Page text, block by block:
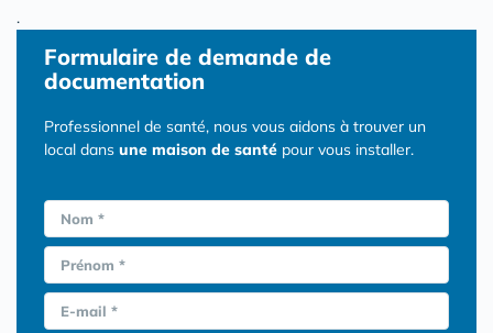
.
Formulaire de demande de
documentation
Professionnel de santé, nous vous aidons à trouver un
local dans une maison de santé pour vous installer.
Nom *
Prénom *
E-mail *